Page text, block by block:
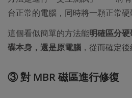
台正常的電腦，同時將一顆正常硬
這個看似簡單的方法能明確區分
碟本身，還是原電腦 ，從而確定
③ 對 MBR 磁區進行修復